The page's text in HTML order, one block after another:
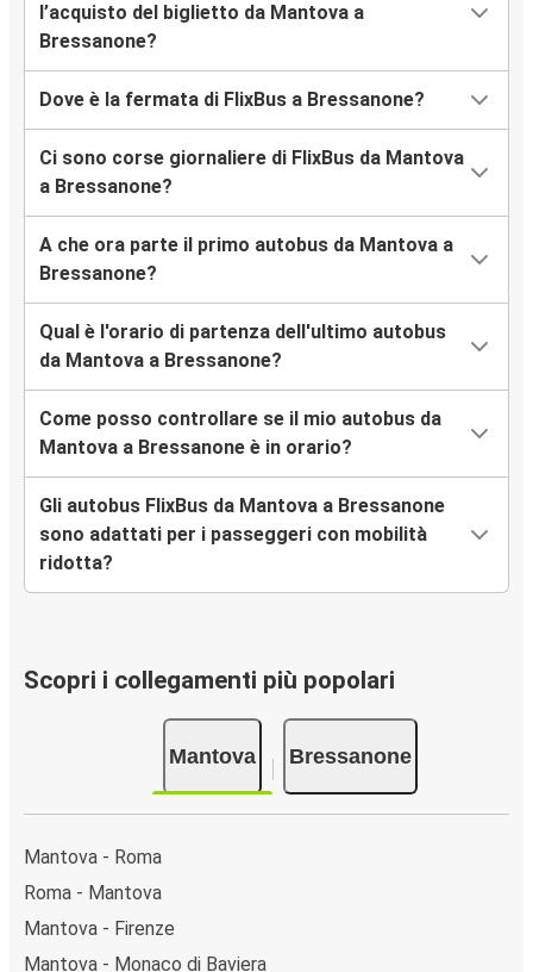
l’acquisto del biglietto da Mantova a
Bressanone?
Dove è la fermata di FlixBus a Bressanone?
Ci sono corse giornaliere di FlixBus da Mantova
a Bressanone?
A che ora parte il primo autobus da Mantova a
Bressanone?
Qual è l'orario di partenza dell'ultimo autobus
da Mantova a Bressanone?
Come posso controllare se il mio autobus da
Mantova a Bressanone è in orario?
Gli autobus FlixBus da Mantova a Bressanone
sono adattati per i passeggeri con mobilità
ridotta?
Scopri i collegamenti più popolari
Mantova Bressanone
Mantova - Roma
Roma - Mantova
Mantova - Firenze
Mantova - Monaco di Baviera